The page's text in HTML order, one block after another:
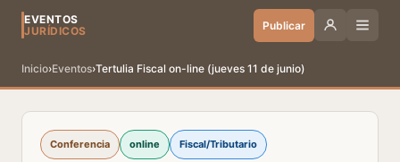
EVENTOS
JURÍDICOS
Publicar
Inicio›Eventos›Tertulia Fiscal on-line (jueves 11 de junio)
Conferencia online Fiscal/Tributario